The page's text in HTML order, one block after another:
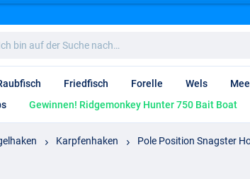
Friedfisch Forelle Wels
Gewinnen! Ridgemonkey Hunter 750 Bait Boat
Karpfenhaken
Pole Position Snagster